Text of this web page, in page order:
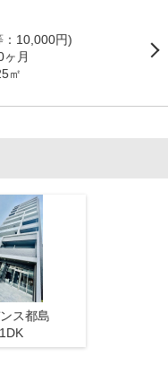
：10,000円)
ヶ月
㎡
ス都島